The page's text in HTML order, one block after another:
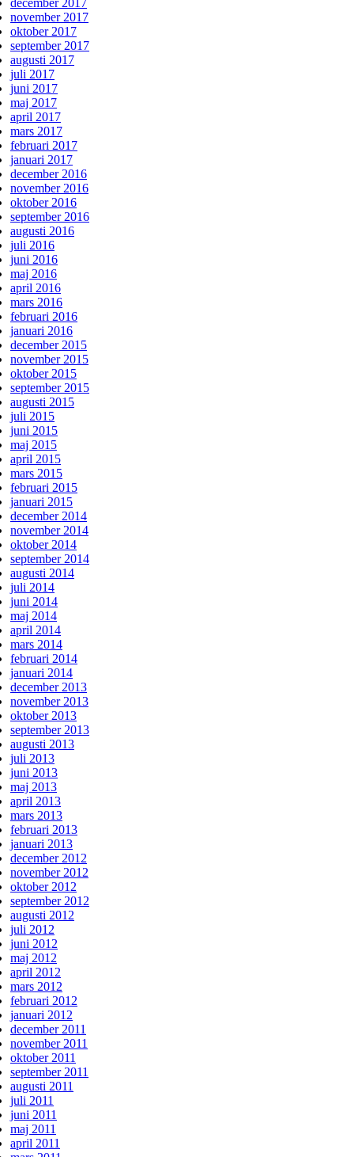
december 2017
november 2017
oktober 2017
september 2017
augusti 2017
juli 2017
juni 2017
maj 2017
april 2017
mars 2017
februari 2017
januari 2017
december 2016
november 2016
oktober 2016
september 2016
augusti 2016
juli 2016
juni 2016
maj 2016
april 2016
mars 2016
februari 2016
januari 2016
december 2015
november 2015
oktober 2015
september 2015
augusti 2015
juli 2015
juni 2015
maj 2015
april 2015
mars 2015
februari 2015
januari 2015
december 2014
november 2014
oktober 2014
september 2014
augusti 2014
juli 2014
juni 2014
maj 2014
april 2014
mars 2014
februari 2014
januari 2014
december 2013
november 2013
oktober 2013
september 2013
augusti 2013
juli 2013
juni 2013
maj 2013
april 2013
mars 2013
februari 2013
januari 2013
december 2012
november 2012
oktober 2012
september 2012
augusti 2012
juli 2012
juni 2012
maj 2012
april 2012
mars 2012
februari 2012
januari 2012
december 2011
november 2011
oktober 2011
september 2011
augusti 2011
juli 2011
juni 2011
maj 2011
april 2011